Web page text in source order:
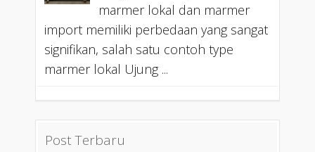
marmer lokal dan marmer
import memiliki perbedaan yang sangat
signifikan, salah satu contoh type
marmer lokal Ujung ...
Post Terbaru